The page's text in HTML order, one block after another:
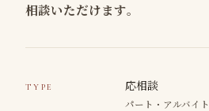
相談いただけます。
TYPE 応相談
パート・アルバイ